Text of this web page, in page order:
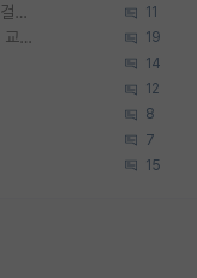
왜 후배가 못하는걸 교수님은 내 책임으로 돌리는걸까요? 11
SSH 박사과정을 그만두고 지방대 박사로 옮기면 교수의 꿈은 끝일까요? 19
14
12
8
7
15